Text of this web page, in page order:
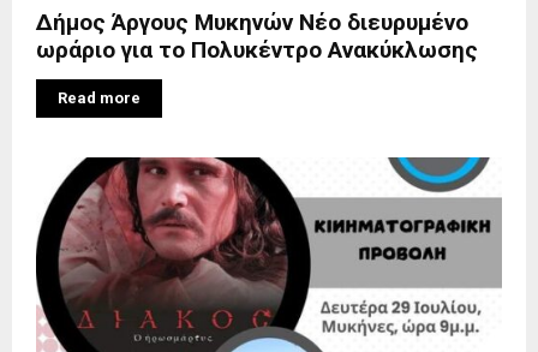
Δήμος Άργους Μυκηνών Νέο διευρυμένο
ωράριο για το Πολυκέντρο Ανακύκλωσης
Read more